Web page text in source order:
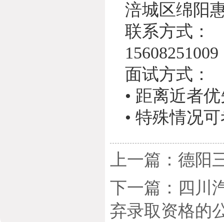
涪城区绵阳
联系方式：
面试方式：
• 距离近者
• 特殊情况
上一篇：德阳
下一篇：四川
弃录取资格的